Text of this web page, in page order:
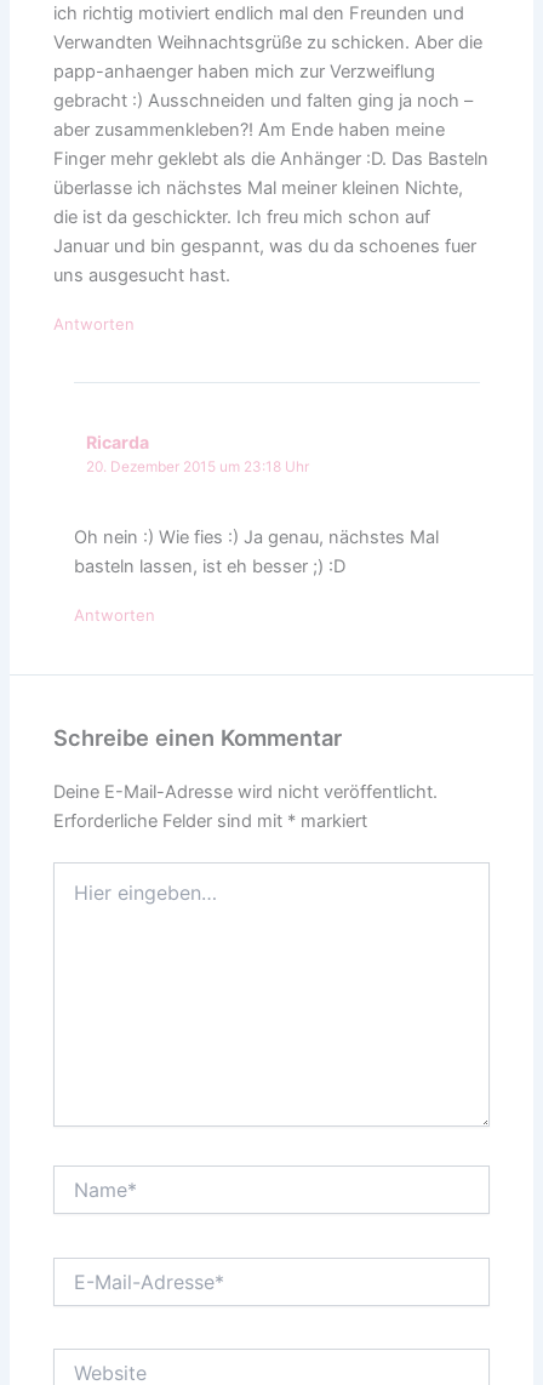
ich richtig motiviert endlich mal den Freunden und
Verwandten Weihnachtsgrüße zu schicken. Aber die
papp-anhaenger haben mich zur Verzweiflung
gebracht :) Ausschneiden und falten ging ja noch –
aber zusammenkleben?! Am Ende haben meine
Finger mehr geklebt als die Anhänger :D. Das Basteln
überlasse ich nächstes Mal meiner kleinen Nichte,
die ist da geschickter. Ich freu mich schon auf
Januar und bin gespannt, was du da schoenes fuer
uns ausgesucht hast.
Antworten
Ricarda
20. Dezember 2015 um 23:18 Uhr
Oh nein :) Wie fies :) Ja genau, nächstes Mal
basteln lassen, ist eh besser ;) :D
Antworten
Schreibe einen Kommentar
Deine E-Mail-Adresse wird nicht veröffentlicht.
Erforderliche Felder sind mit * markiert
eingeben…
Mail-